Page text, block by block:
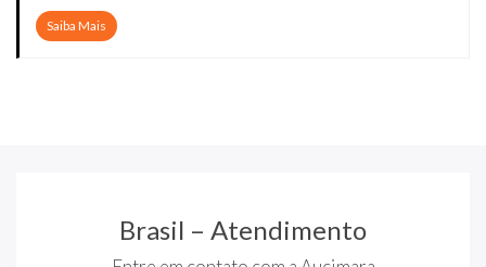
Saiba Mais
Brasil – Atendimento